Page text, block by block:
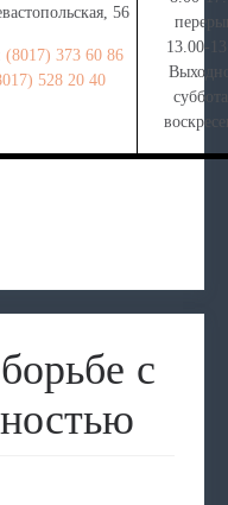
56
(8017) 373 60 86
528 20 40
13.00-
с